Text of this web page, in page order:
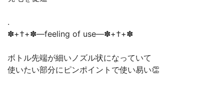
.
✽+†+✽―feeling of use―✽+†+✽
ボトル先端が細いノズル状になっていて
使いたい部分にピンポイントで使い易い👏